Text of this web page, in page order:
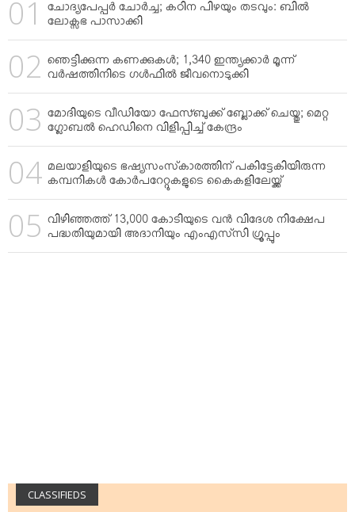
ചോദ്യപേപ്പര്‍ ചോര്‍ച്ച; കഠിന പിഴയും തടവും: ബില്‍
ലോക്സഭ പാസാക്കി
ഞെട്ടിക്കുന്ന കണക്കുകള്‍; 1,340 ഇന്ത്യക്കാര്‍ മൂന്ന്
വര്‍ഷത്തിനിടെ ഗള്‍ഫില്‍ ജീവനൊടുക്കി
മോദിയുടെ വീഡിയോ ഫേസ്ബുക്ക് ബ്ലോക്ക് ചെയ്തു; മെറ്റ
ഗ്ലോബല്‍ ഹെഡിനെ വിളിപ്പിച്ച് കേന്ദ്രം
മലയാളിയുടെ ഭഷ്യസംസ്‌കാരത്തിന് പകിട്ടേകിയിരുന്ന
കമ്പനികള്‍ കോര്‍പറേറ്റുകളുടെ കൈകളിലേയ്ക്ക്
വിഴിഞ്ഞത്ത് 13,000 കോടിയുടെ വന്‍ വിദേശ നിക്ഷേപ
പദ്ധതിയുമായി അദാനിയും എംഎസ്‌സി ഗ്രൂപ്പും
CLASSIFIEDS